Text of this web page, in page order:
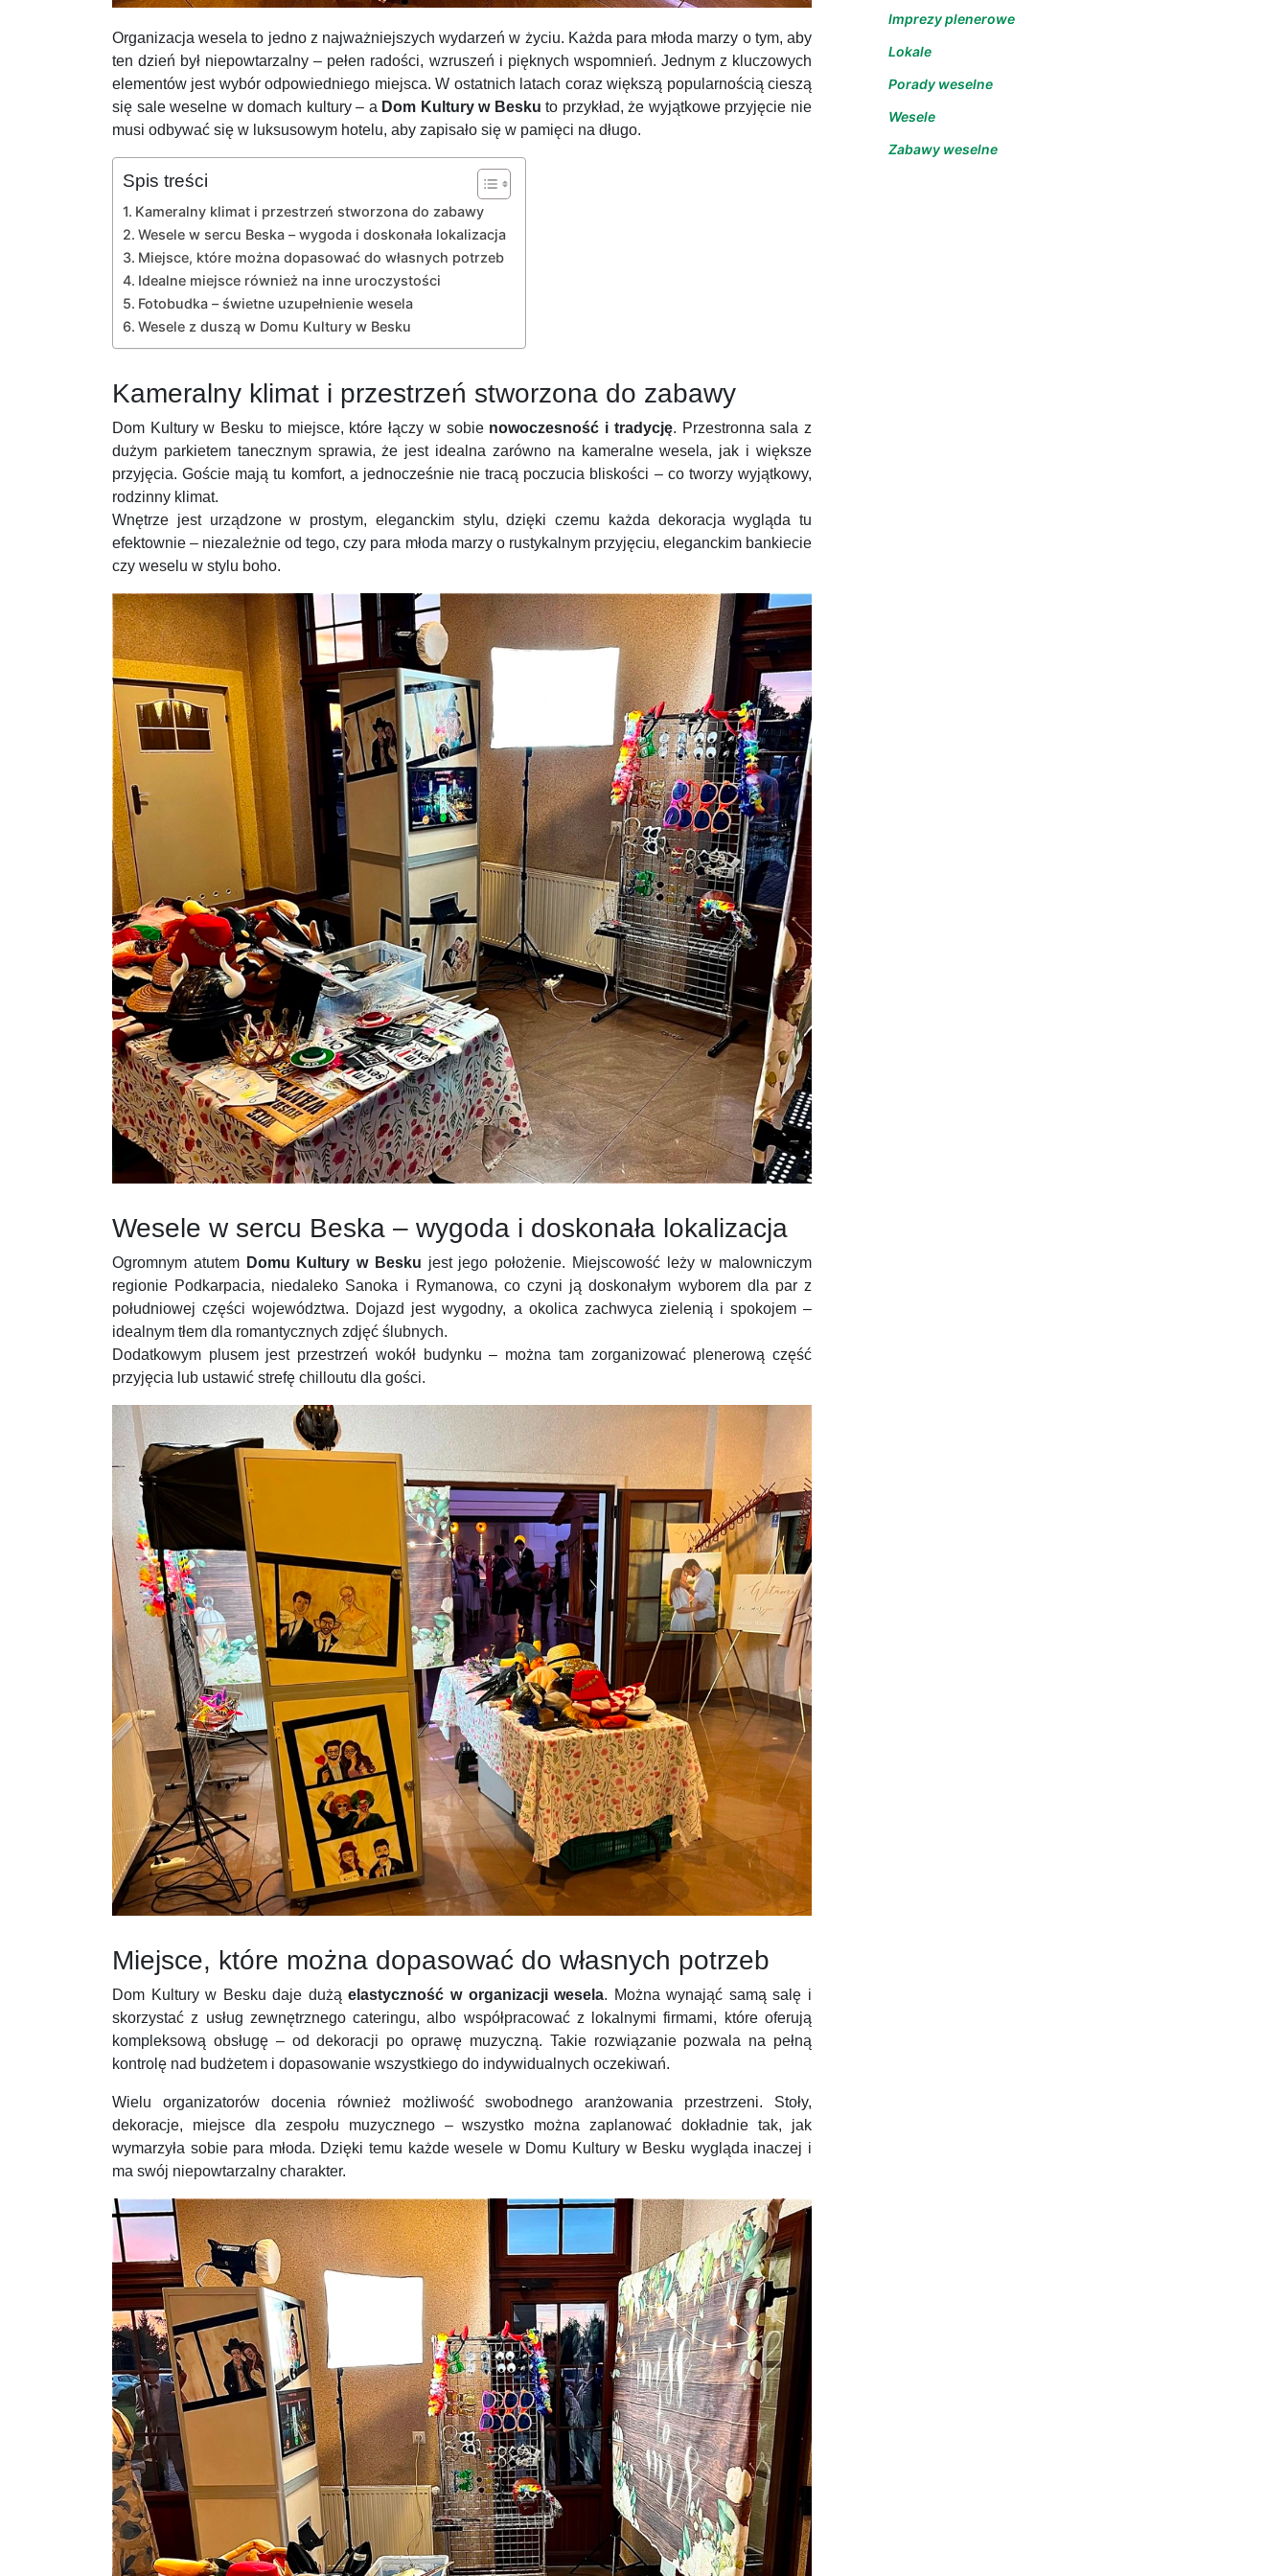
Organizacja wesela to jedno z najważniejszych wydarzeń w życiu. Każda para młoda marzy o tym, aby
ten dzień był niepowtarzalny – pełen radości, wzruszeń i pięknych wspomnień. Jednym z kluczowych
elementów jest wybór odpowiedniego miejsca. W ostatnich latach coraz większą popularnością cieszą
się sale weselne w domach kultury – a Dom Kultury w Besku to przykład, że wyjątkowe przyjęcie nie
musi odbywać się w luksusowym hotelu, aby zapisało się w pamięci na długo.
Spis treści
Kameralny klimat i przestrzeń stworzona do zabawy
Wesele w sercu Beska – wygoda i doskonała lokalizacja
Miejsce, które można dopasować do własnych potrzeb
Idealne miejsce również na inne uroczystości
Fotobudka – świetne uzupełnienie wesela
Wesele z duszą w Domu Kultury w Besku
Kameralny klimat i przestrzeń stworzona do zabawy
Dom Kultury w Besku to miejsce, które łączy w sobie nowoczesność i tradycję. Przestronna sala z
dużym parkietem tanecznym sprawia, że jest idealna zarówno na kameralne wesela, jak i większe
przyjęcia. Goście mają tu komfort, a jednocześnie nie tracą poczucia bliskości – co tworzy wyjątkowy,
rodzinny klimat.
Wnętrze jest urządzone w prostym, eleganckim stylu, dzięki czemu każda dekoracja wygląda tu
efektownie – niezależnie od tego, czy para młoda marzy o rustykalnym przyjęciu, eleganckim bankiecie
czy weselu w stylu boho.
Wesele w sercu Beska – wygoda i doskonała lokalizacja
Ogromnym atutem Domu Kultury w Besku jest jego położenie. Miejscowość leży w malowniczym
regionie Podkarpacia, niedaleko Sanoka i Rymanowa, co czyni ją doskonałym wyborem dla par z
południowej części województwa. Dojazd jest wygodny, a okolica zachwyca zielenią i spokojem –
idealnym tłem dla romantycznych zdjęć ślubnych.
Dodatkowym plusem jest przestrzeń wokół budynku – można tam zorganizować plenerową część
przyjęcia lub ustawić strefę chilloutu dla gości.
Miejsce, które można dopasować do własnych potrzeb
Dom Kultury w Besku daje dużąelastyczność w organizacji wesela. Można wynająć samą salę i
skorzystać z usług zewnętrznego cateringu, albo współpracować z lokalnymi firmami, które oferują
kompleksową obsługę – od dekoracji po oprawę muzyczną. Takie rozwiązanie pozwala na pełną
kontrolę nad budżetem i dopasowanie wszystkiego do indywidualnych oczekiwań.
Wielu organizatorów docenia również możliwość swobodnego aranżowania przestrzeni. Stoły,
dekoracje, miejsce dla zespołu muzycznego – wszystko można zaplanować dokładnie tak, jak
wymarzyła sobie para młoda. Dzięki temu każde wesele w Domu Kultury w Besku wygląda inaczej i
ma swój niepowtarzalny charakter.
Imprezy plenerowe
Lokale
Porady weselne
Wesele
Zabawy weselne